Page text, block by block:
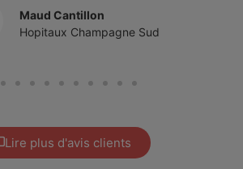
Maud Cantillon
Hopitaux Champagne Sud
Lire plus d'avis clients